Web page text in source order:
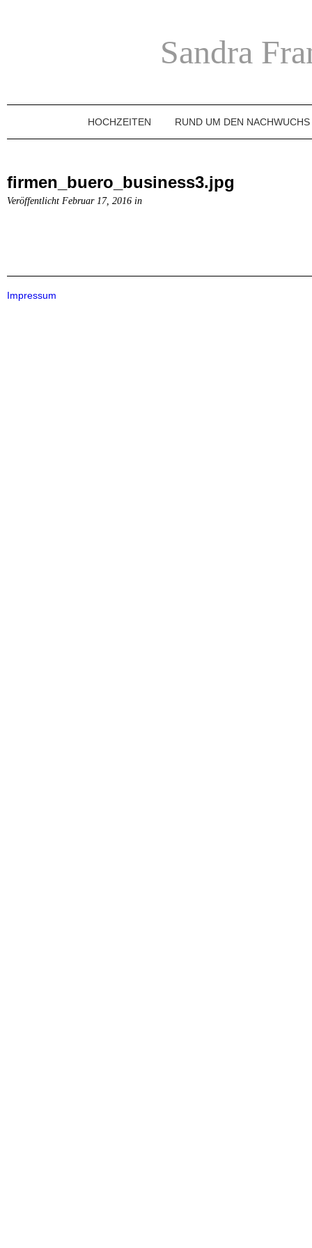
Sandra
HOCHZEITEN RUND UM DEN NACHWUCHS
firmen_buero_business3.jpg
Veröffentlicht Februar 17, 2016 in
Impressum